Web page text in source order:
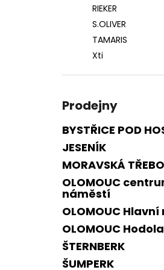
RIEKER
S.OLIVER
TAMARIS
Xti
Prodejny
BYSTŘICE POD
JESENÍK
MORAVSKÁ
OLOMOUC
náměstí
OLOMOUC
OLOMOUC
ŠTERNBERK
ŠUMPERK